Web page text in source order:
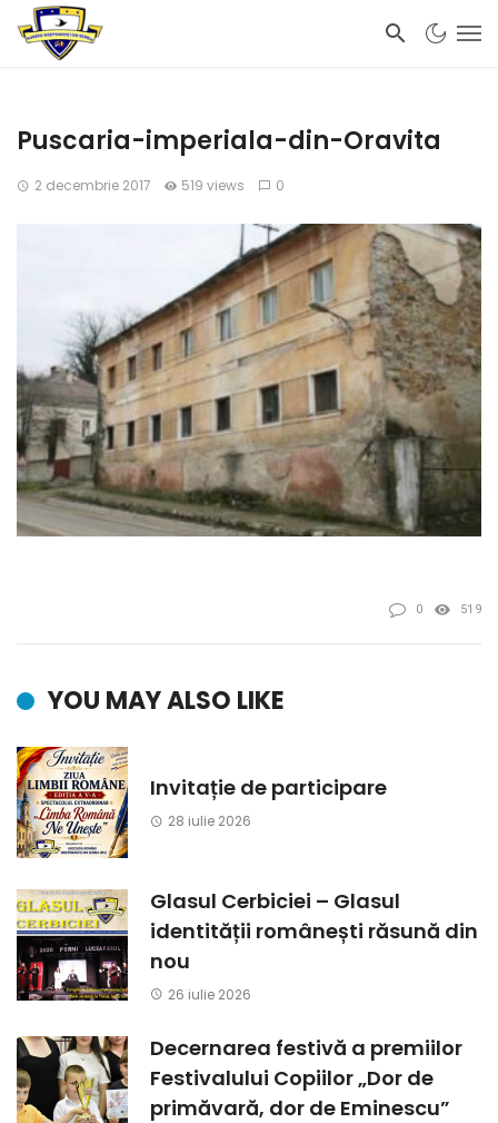
Puscaria-imperiala-din-Oravita
2 decembrie 2017 519 views 0
0 519
YOU MAY ALSO LIKE
Invitație de participare
28 iulie 2026
Glasul Cerbiciei – Glasul
identității românești răsună din
nou
26 iulie 2026
Decernarea festivă a premiilor
Festivalului Copiilor „Dor de
primăvară, dor de Eminescu”